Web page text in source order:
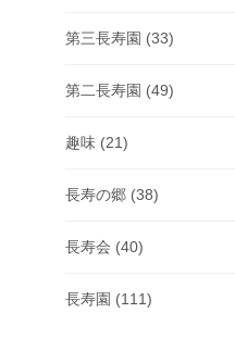
第三長寿園 (33)
第二長寿園 (49)
趣味 (21)
長寿の郷 (38)
長寿会 (40)
長寿園 (111)